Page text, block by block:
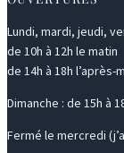
Lundi, mardi, jeudi,
de 10h à 12h le matin
de 14h à 18h l’après-
Dimanche : de 15h à
Fermé le mercredi